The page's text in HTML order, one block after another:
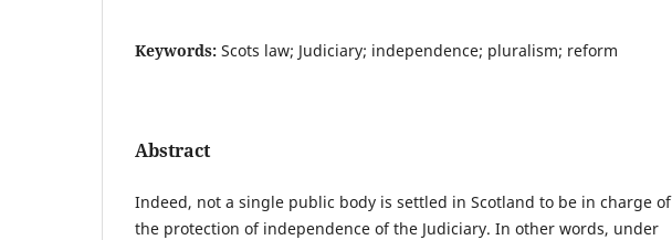
Keywords: Scots law; Judiciary; independence; pluralism; reform
Abstract
Indeed, not a single public body is settled in Scotland to be in charge of
the protection of independence of the Judiciary. In other words, under